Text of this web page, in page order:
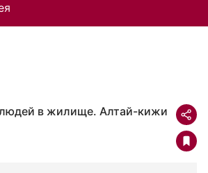
людей в жилище. Алтай-кижи